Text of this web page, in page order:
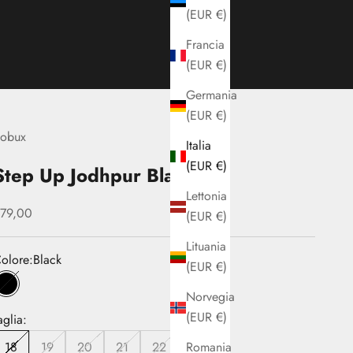
(EUR €)
Francia
(EUR €)
Germania
(EUR €)
Italia
(EUR €)
Lettonia
(EUR €)
Lituania
(EUR €)
Norvegia
(EUR €)
Romania
Up Jodhpur Black
scontato
Black
Black
18
19 20 21 22